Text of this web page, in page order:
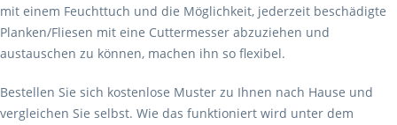
mit einem Feuchttuch und die Möglichkeit, jederzeit beschädigte
Planken/Fliesen mit eine Cuttermesser abzuziehen und
austauschen zu können, machen ihn so flexibel.
Bestellen Sie sich kostenlose Muster zu Ihnen nach Hause und
vergleichen Sie selbst. Wie das funktioniert wird unter dem